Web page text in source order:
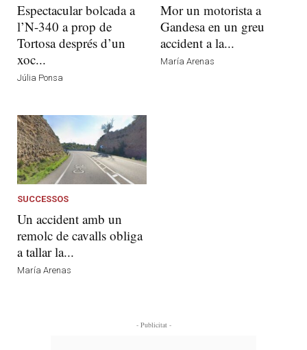
Espectacular bolcada a
l’N-340 a prop de
Tortosa després d’un
xoc...
Júlia Ponsa
Mor un motorista a
Gandesa en un greu
accident a la...
María Arenas
SUCCESSOS
Un accident amb un
remolc de cavalls obliga
a tallar la...
María Arenas
- Publicitat -